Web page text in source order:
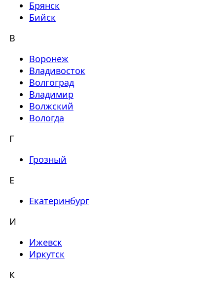
Брянск
Бийск
В
Воронеж
Владивосток
Волгоград
Владимир
Волжский
Вологда
Г
Грозный
Е
Екатеринбург
И
Ижевск
Иркутск
К